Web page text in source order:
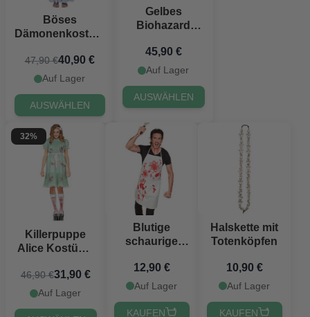
Böses
Dämonenkostüm
47,90 €40,90 €
Auf Lager
AUSWÄHLEN
Gelbes
Biohazard
Kostüm - 3
Teile
45,90 €
Auf Lager
AUSWÄHLEN
32%
Killerpuppe
Alice Kostüm -
46,90 €31,90 €
Auf Lager
Blutige
schaurige
12,90 €
Auf Lager
KAUFEN
Halskette mit
Totenköpfen
10,90 €
Auf Lager
KAUFEN